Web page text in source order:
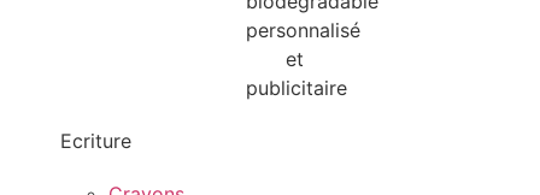
Ecriture